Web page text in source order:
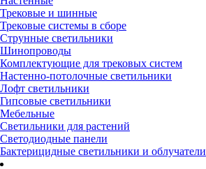
Трековые и шинные
Трековые системы в сборе
Струнные светильники
Шинопроводы
Комплектующие для трековых систем
Настенно-потолочные светильники
Лофт светильники
Гипсовые светильники
Мебельные
Светильники для растений
Светодиодные панели
Бактерицидные светильники и облучатели